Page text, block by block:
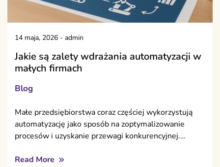
14 maja, 2026 - admin
Jakie są zalety wdrażania automatyzacji w
małych firmach
Blog
Małe przedsiębiorstwa coraz częściej wykorzystują
automatyzację jako sposób na zoptymalizowanie
procesów i uzyskanie przewagi konkurencyjnej.…
Read More